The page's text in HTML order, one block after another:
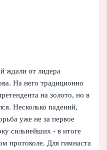
ждали от лидера
На него традиционно
на золото, но в
Несколько падений,
уже не за первое
сильнейших - в итоге
протоколе. Для гимнаста